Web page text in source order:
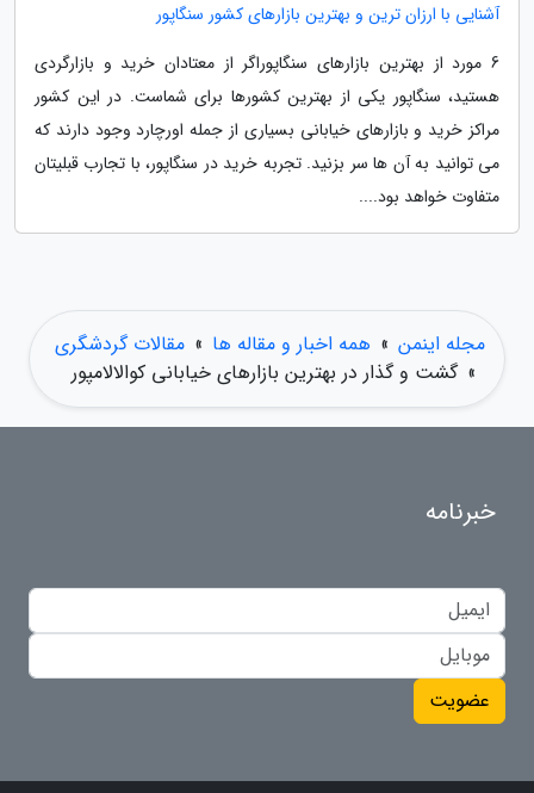
آشنایی با ارزان ترین و بهترین بازارهای کشور سنگاپور
6 مورد از بهترین بازارهای سنگاپوراگر از معتادان خرید و بازارگردی
هستید، سنگاپور یکی از بهترین کشورها برای شماست. در این کشور
مراکز خرید و بازارهای خیابانی بسیاری از جمله اورچارد وجود دارند که
می توانید به آن ها سر بزنید. تجربه خرید در سنگاپور، با تجارب قبلیتان
متفاوت خواهد بود....
مجله اینمن » همه اخبار و مقاله ها » مقالات گردشگری
» گشت و گذار در بهترین بازارهای خیابانی کوالالامپور
خبرنامه
عضویت